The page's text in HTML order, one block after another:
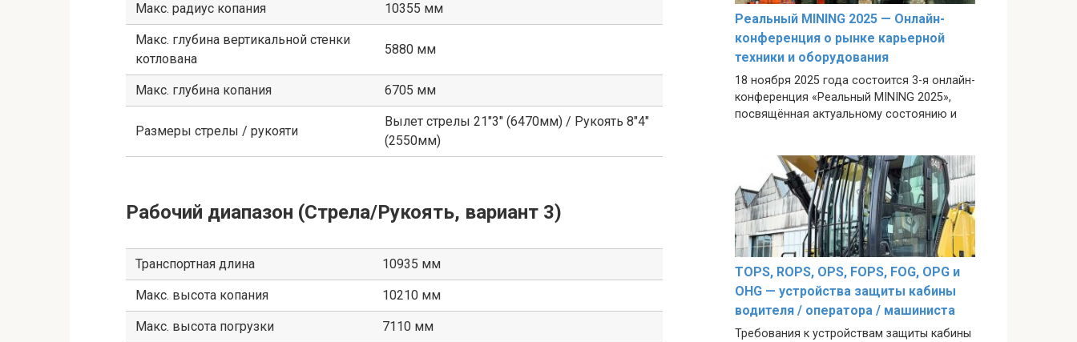
Макс. радиус копания 10355 мм
Макс. глубина вертикальной стенки
котлована
5880 мм
Макс. глубина копания 6705 мм
Размеры стрелы / рукояти
Вылет стрелы 21″3″ (6470мм) / Рукоять 8″4″
(2550мм)
Рабочий диапазон (Стрела/Рукоять, вариант 3)
Транспортная длина 10935 мм
Макс. высота копания 10210 мм
Макс. высота погрузки 7110 мм
Реальный MINING 2025 — Онлайн-
конференция о рынке карьерной
техники и оборудования
18 ноября 2025 года состоится 3-я онлайн-
конференция «Реальный MINING 2025»,
посвящённая актуальному состоянию и
TOPS, ROPS, OPS, FOPS, FOG, OPG и
OHG — устройства защиты кабины
водителя / оператора / машиниста
Требования к устройствам защиты кабины